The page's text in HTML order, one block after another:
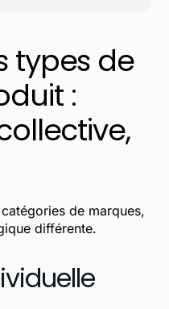
types de
:
de marques,
différente.